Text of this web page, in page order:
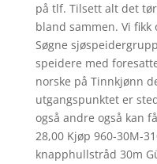
på tlf. Tilsett alt det
bland sammen. Vi fikk
Søgne
speidere med
norske på Tinnkjønn
utgangspunktet er
også andre også kan
28,00 Kjøp 960-30M-
knapphullstråd 30m